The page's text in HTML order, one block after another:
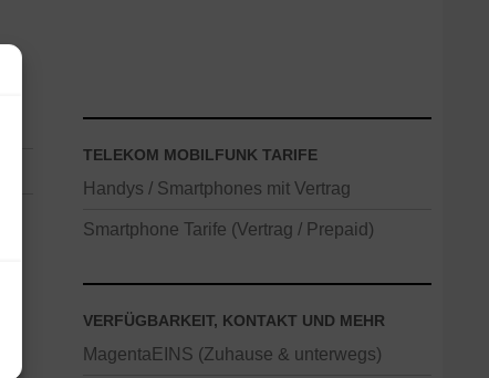
TELEKOM MOBILFUNK TARIFE
Handys / Smartphones mit Vertrag
Smartphone Tarife (Vertrag / Prepaid)
VERFÜGBARKEIT, KONTAKT UND MEHR
MagentaEINS (Zuhause & unterwegs)